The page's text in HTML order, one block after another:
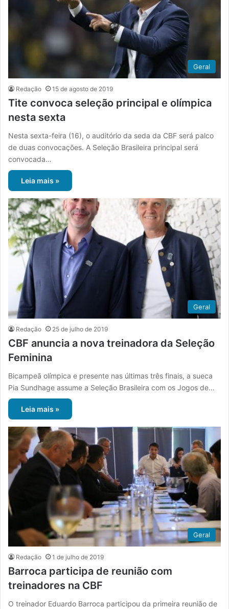
Geral
Redação 15 de agosto de 2019
Tite convoca seleção principal e olímpica
nesta sexta
Nesta sexta-feira (16), o auditório da seda da CBF será palco
de duas convocações. A Seleção Brasileira principal será
convocada…
Leia mais »
Geral
Redação 25 de julho de 2019
CBF anuncia a nova treinadora da Seleção
Feminina
Bicampeã olímpica e presente nas últimas três finais, a sueca
Pia Sundhage assume a Seleção Brasileira com os Jogos de…
Leia mais »
Geral
Redação 1 de julho de 2019
Barroca participa de reunião com
treinadores na CBF
O treinador Eduardo Barroca participou da primeira reunião de